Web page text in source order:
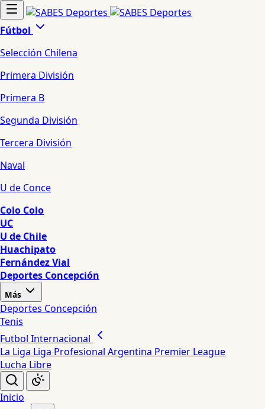
Fútbol
Selección Chilena
Primera División
Primera B
Segunda División
Tercera División
Naval
U de Conce
Colo Colo
UC
U de Chile
Huachipato
Fernández Vial
Deportes Concepción
Más
Deportes Concepción
Tenis
Futbol Internacional
La Liga Liga Profesional Argentina Premier League
Lucha Libre
Inicio